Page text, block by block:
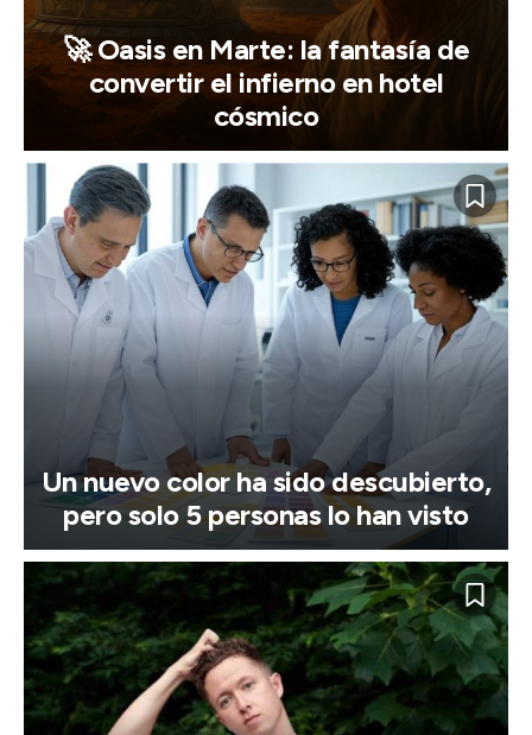
🚀 Oasis en Marte: la fantasía de
convertir el infierno en hotel
cósmico
Un nuevo color ha sido descubierto,
pero solo 5 personas lo han visto